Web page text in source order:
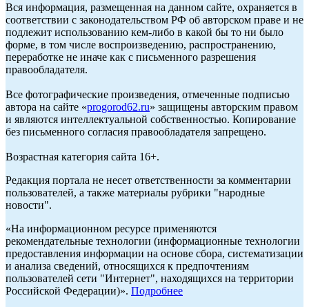
Вся информация, размещенная на данном сайте, охраняется в
соответствии с законодательством РФ об авторском праве и не
подлежит использованию кем-либо в какой бы то ни было
форме, в том числе воспроизведению, распространению,
переработке не иначе как с письменного разрешения
правообладателя.
Все фотографические произведения, отмеченные подписью
автора на сайте «progorod62.ru» защищены авторским правом
и являются интеллектуальной собственностью. Копирование
без письменного согласия правообладателя запрещено.
Возрастная категория сайта 16+.
Редакция портала не несет ответственности за комментарии
пользователей, а также материалы рубрики "народные
новости".
«На информационном ресурсе применяются
рекомендательные технологии (информационные технологии
предоставления информации на основе сбора, систематизации
и анализа сведений, относящихся к предпочтениям
пользователей сети "Интернет", находящихся на территории
Российской Федерации)». Подробнее